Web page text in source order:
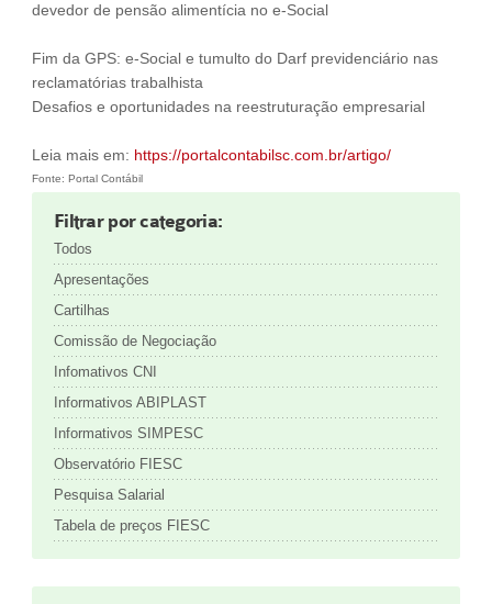
devedor de pensão alimentícia no e-Social
Fim da GPS: e-Social e tumulto do Darf previdenciário nas
reclamatórias trabalhista
Desafios e oportunidades na reestruturação empresarial
Leia mais em: https://portalcontabilsc.com.br/artigo/
Fonte: Portal Contábil
Filtrar por categoria:
Todos
Apresentações
Cartilhas
Comissão de Negociação
Infomativos CNI
Informativos ABIPLAST
Informativos SIMPESC
Observatório FIESC
Pesquisa Salarial
Tabela de preços FIESC